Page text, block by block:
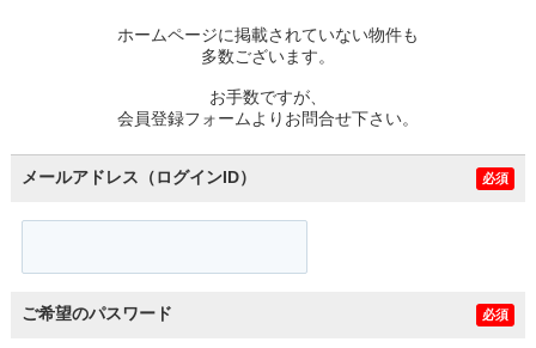
ホームページに掲載されていない物件も
多数ございます。
お手数ですが、
会員登録フォームよりお問合せ下さい。
メールアドレス（ログインID） 必須
ご希望のパスワード 必須